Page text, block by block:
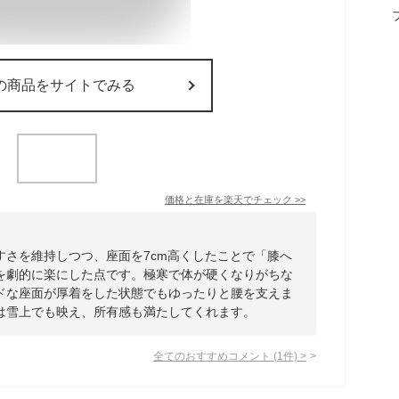
商品をサイトでみる
価格と在庫を楽天でチェック >>
を維持しつつ、座面を7cm高くしたことで「膝へ
的に楽にした点です。極寒で体が硬くなりがちな
座面が厚着をした状態でもゆったりと腰を支えま
上でも映え、所有感も満たしてくれます。
全てのおすすめコメント (1 件) >